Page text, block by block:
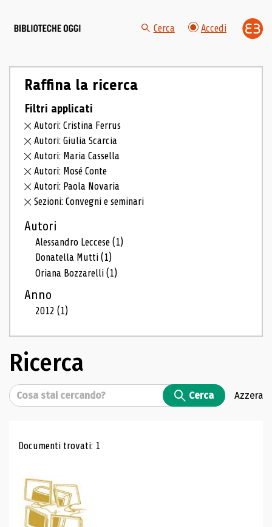
Cerca Accedi
Raffina la ricerca
Filtri applicati
Autori: Cristina Ferrus
Autori: Giulia Scarcia
Autori: Maria Cassella
Autori: Mosé Conte
Autori: Paola Novaria
Sezioni: Convegni e seminari
Autori
Alessandro Leccese(1)
Donatella Mutti(1)
Oriana Bozzarelli(1)
Anno
2012(1)
Ricerca
Cerca Cerca Azzera
Risultati di ricerca
Documenti trovati: 1